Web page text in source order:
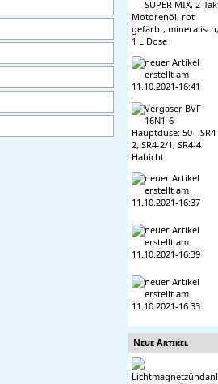
Neue Artikel